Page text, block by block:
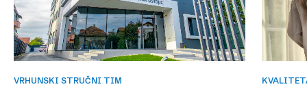
VRHUNSKI STRUČNI TIM